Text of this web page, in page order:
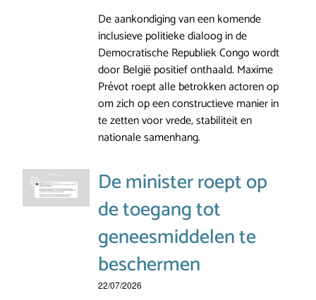
De aankondiging van een komende
inclusieve politieke dialoog in de
Democratische Republiek Congo wordt
door België positief onthaald. Maxime
Prévot roept alle betrokken actoren op
om zich op een constructieve manier in
te zetten voor vrede, stabiliteit en
nationale samenhang.
De minister roept op
de toegang tot
geneesmiddelen te
beschermen
22/07/2026